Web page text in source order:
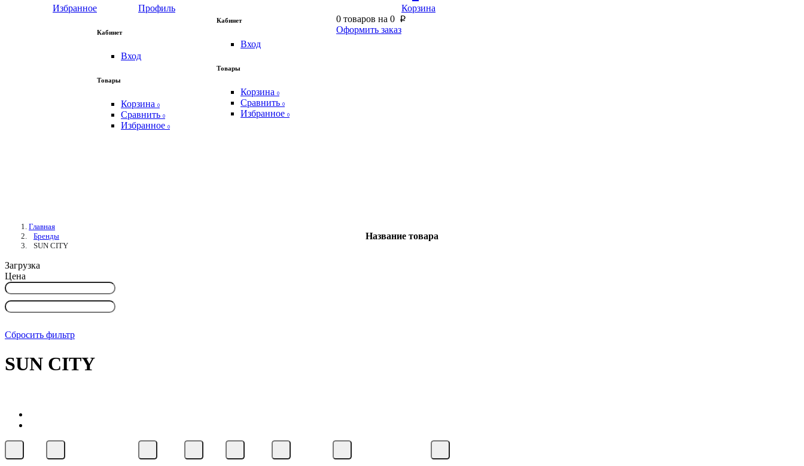
Избранное Профиль
Кабинет
Вход
Товары
Корзина 0
Сравнить 0
Избранное 0
Кабинет
Вход
Товары
Корзина 0
Сравнить 0
Избранное 0
Корзина
0 товаров на 0 p
Оформить заказ
Главная
Бренды
SUN CITY
Название товара
Загрузка
Цена
Сбросить фильтр
SUN CITY